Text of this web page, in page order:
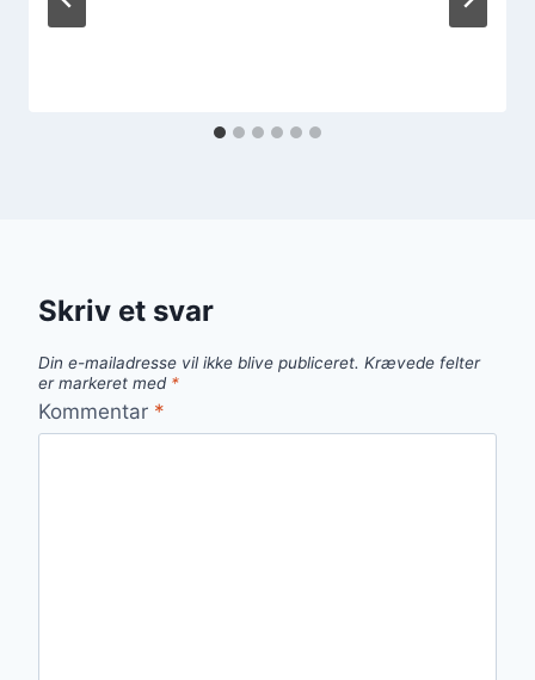
Skriv et svar
Din e-mailadresse vil ikke blive publiceret. Krævede felter
er markeret med *
Kommentar *